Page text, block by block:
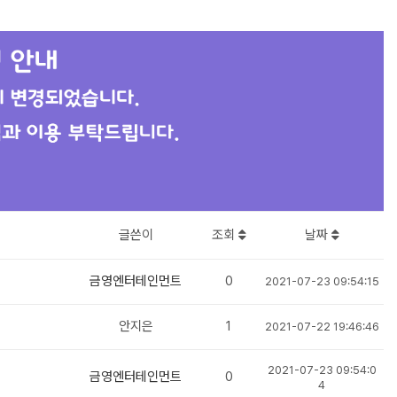
글쓴이 조회 날짜
금영엔터테인먼트 0 2021-07-23 09:54:15
안지은 1 2021-07-22 19:46:46
금영엔터테인먼트 0
2021-07-23 09:54:0
4